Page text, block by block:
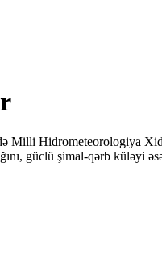
Milli Hidrometeorologiya
güclü şimal-qərb küləyi